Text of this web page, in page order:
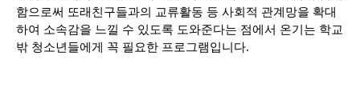
함으로써 또래친구들과의 교류활동 등 사회적 관계망을 확대
하여 소속감을 느낄 수 있도록 도와준다는 점에서 온기는 학교
밖 청소년들에게 꼭 필요한 프로그램입니다.